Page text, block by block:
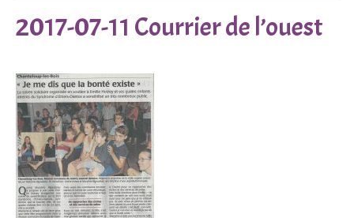
2017-07-11 Courrier de l’ouest